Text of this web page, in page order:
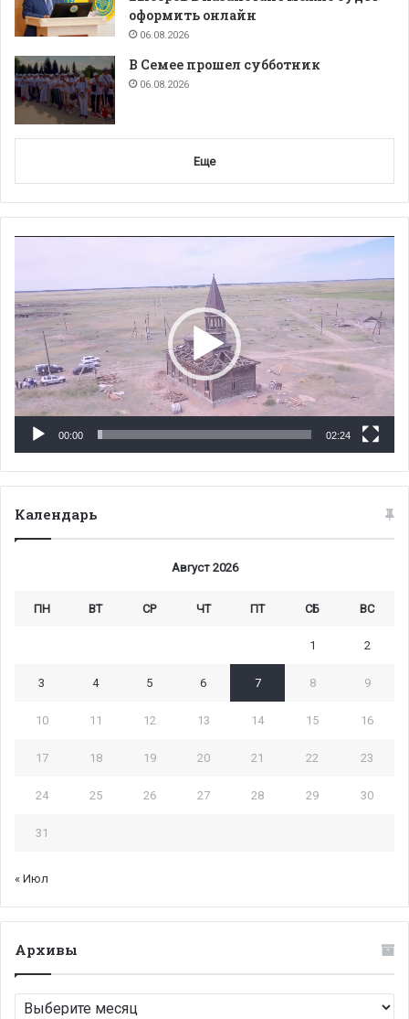
оформить онлайн
06.08.2026
В Семее прошел субботник
06.08.2026
Еще
00:00 02:24
Календарь
Август 2026
ПН ВТ СР ЧТ ПТ СБ ВС
1 2
3 4 5 6 7 8 9
10 11 12 13 14 15 16
17 18 19 20 21 22 23
24 25 26 27 28 29 30
31
« Июл
Архивы
Архивы